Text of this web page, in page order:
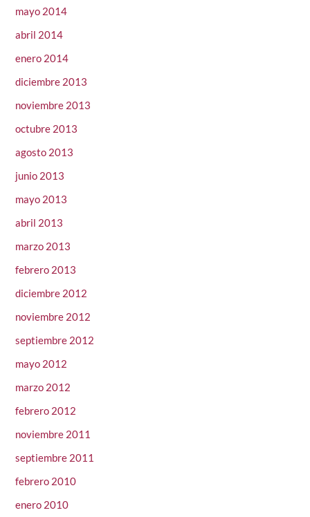
mayo 2014
abril 2014
enero 2014
diciembre 2013
noviembre 2013
octubre 2013
agosto 2013
junio 2013
mayo 2013
abril 2013
marzo 2013
febrero 2013
diciembre 2012
noviembre 2012
septiembre 2012
mayo 2012
marzo 2012
febrero 2012
noviembre 2011
septiembre 2011
febrero 2010
enero 2010